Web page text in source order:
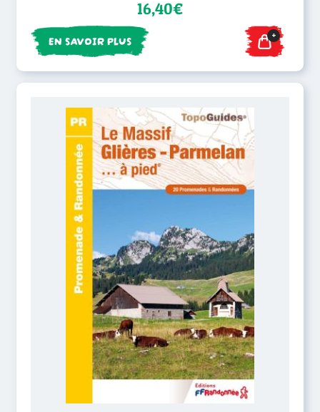
16,40€
EN SAVOIR PLUS +